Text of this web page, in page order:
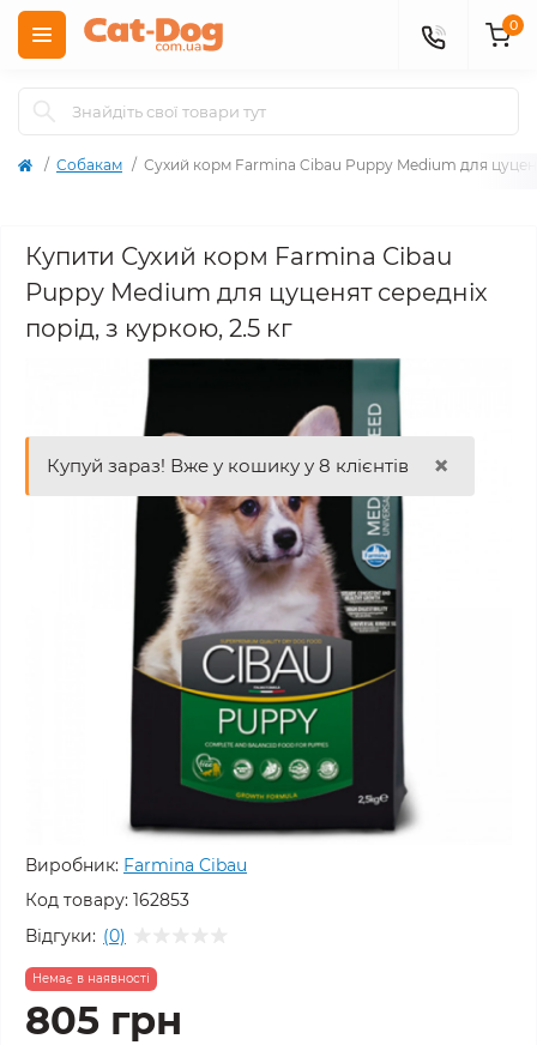
0
Собакам Сухий корм Farmina Cibau Puppy Medium для
Купити Сухий корм Farmina Cibau
Puppy Medium для цуценят середніх
порід, з куркою, 2.5 кг
Купуй зараз! Вже у кошику у 8 клієнтів ×
Виробник: Farmina Cibau
Код товару: 162853
Відгуки: (0)
Немає в наявності
805 грн